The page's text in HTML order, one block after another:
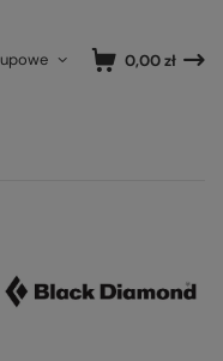
0,00 zł